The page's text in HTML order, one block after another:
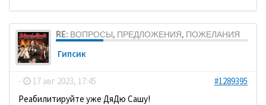
RE: ВОПРОСЫ, ПРЕДЛОЖЕНИЯ, ПОЖЕЛАНИЯ
Гипсик
- 17 авг 2023, 17:45
#1289395
Реабилитируйте уже ДяДю Сашу!